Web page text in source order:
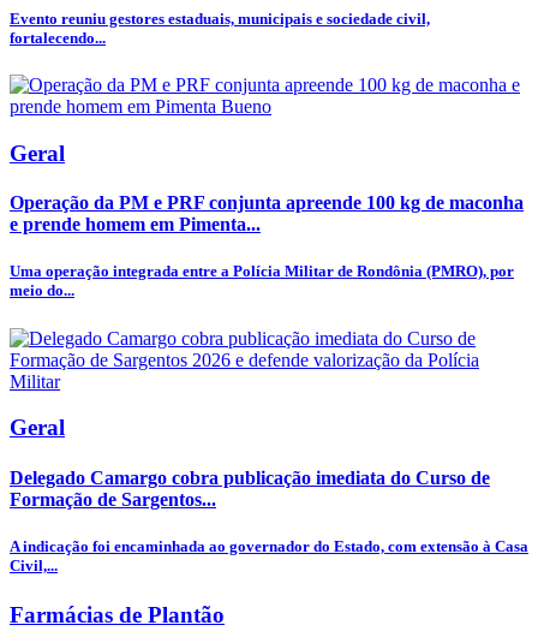
Evento reuniu gestores estaduais, municipais e sociedade civil,
fortalecendo...
Geral
Operação da PM e PRF conjunta apreende 100 kg de maconha
e prende homem em Pimenta...
Uma operação integrada entre a Polícia Militar de Rondônia (PMRO), por
meio do...
Geral
Delegado Camargo cobra publicação imediata do Curso de
Formação de Sargentos...
A indicação foi encaminhada ao governador do Estado, com extensão à Casa
Civil,...
Farmácias de Plantão